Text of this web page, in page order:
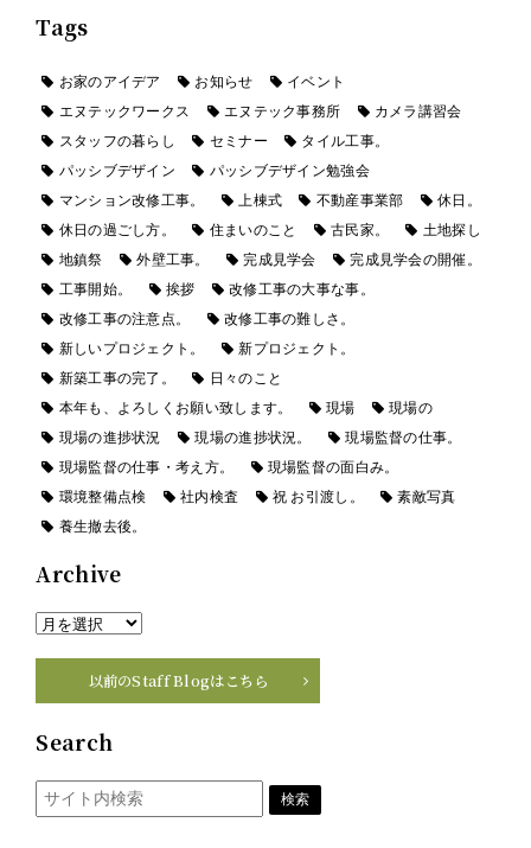
Tags
お家のアイデア お知らせ
イベント
エヌテックワークス
エヌテック事務所
カメラ講習会
スタッフの暮らし
セミナー
タイル工事。
パッシブデザイン
パッシブデザイン勉強会
マンション改修工事。
上棟式 不動産事業部
休日。
休日の過ごし方。
住まいのこと 古民家。
土地探し
地鎮祭
外壁工事。 完成見学会
完成見学会の開催。
工事開始。
挨拶
改修工事の大事な事。
改修工事の注意点。
改修工事の難しさ。
新しいプロジェクト。
新プロジェクト。
新築工事の完了。
日々のこと
本年も、よろしくお願い致します。
現場
現場の
現場の進捗状況
現場の進捗状況。
現場監督の仕事。
現場監督の仕事・考え方。
現場監督の面白み。
環境整備点検
社内検査 祝 お引渡し。
素敵写真
養生撤去後。
Archive
以前のStaff Blogはこちら
Search